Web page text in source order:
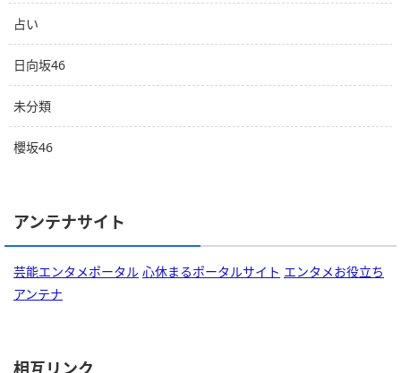
占い
日向坂46
未分類
櫻坂46
アンテナサイト
芸能エンタメポータル 心休まるポータルサイト エンタメお役立ち
アンテナ
相互リンク